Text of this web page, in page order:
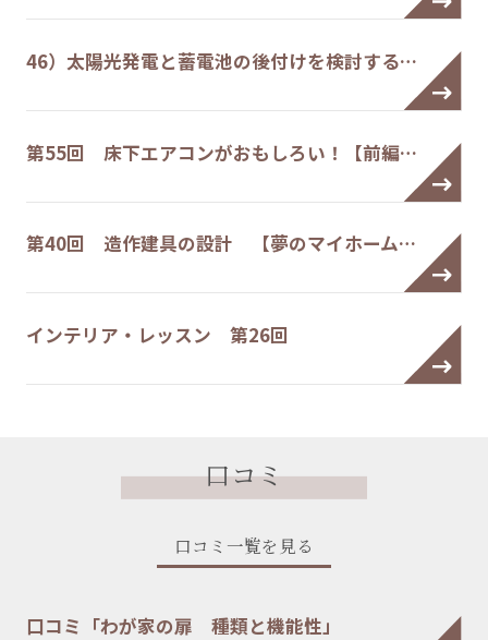
46）太陽光発電と蓄電池の後付けを検討する…
第55回 床下エアコンがおもしろい！【前編…
第40回 造作建具の設計 【夢のマイホーム…
インテリア・レッスン 第26回
口コミ
口コミ一覧を見る
口コミ「わが家の扉 種類と機能性」